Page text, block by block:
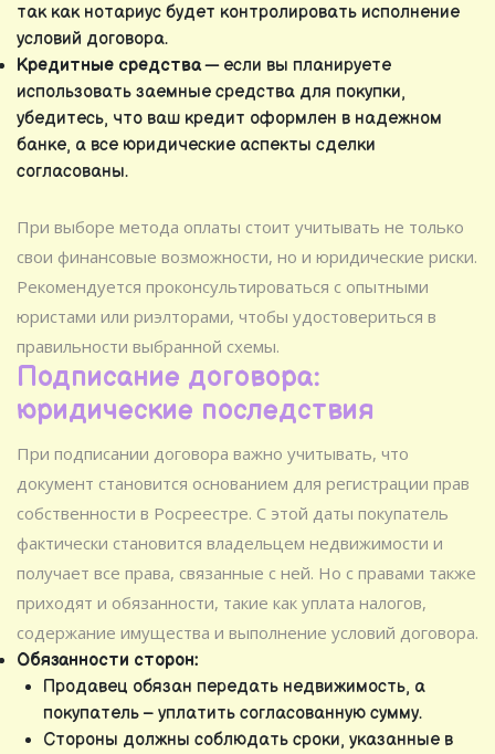
так как нотариус будет контролировать исполнение
условий договора.
Кредитные средства— если вы планируете
использовать заемные средства для покупки,
убедитесь, что ваш кредит оформлен в надежном
банке, а все юридические аспекты сделки
согласованы.
При выборе метода оплаты стоит учитывать не только
свои финансовые возможности, но и юридические риски.
Рекомендуется проконсультироваться с опытными
юристами или риэлторами, чтобы удостовериться в
правильности выбранной схемы.
Подписание договора:
юридические последствия
При подписании договора важно учитывать, что
документ становится основанием для регистрации прав
собственности в Росреестре. С этой даты покупатель
фактически становится владельцем недвижимости и
получает все права, связанные с ней. Но с правами также
приходят и обязанности, такие как уплата налогов,
содержание имущества и выполнение условий договора.
Обязанности сторон:
Продавец обязан передать недвижимость, а
покупатель – уплатить согласованную сумму.
Стороны должны соблюдать сроки, указанные в